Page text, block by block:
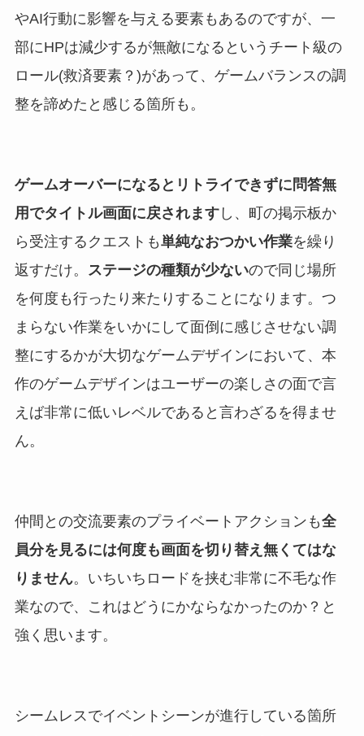
やAI行動に影響を与える要素もあるのですが、一
部にHPは減少するが無敵になるというチート級の
ロール(救済要素？)があって、ゲームバランスの調
整を諦めたと感じる箇所も。
ゲームオーバーになるとリトライできずに問答無
用でタイトル画面に戻されますし、町の掲示板か
ら受注するクエストも単純なおつかい作業を繰り
返すだけ。 ステージの種類が少ないので同じ場所
を何度も行ったり来たりすることになります。つ
まらない作業をいかにして面倒に感じさせない調
整にするかが大切なゲームデザインにおいて、本
作のゲームデザインはユーザーの楽しさの面で言
えば非常に低いレベルであると言わざるを得ませ
ん。
仲間との交流要素のプライベートアクションも全
員分を見るには何度も画面を切り替え無くてはな
りません。いちいちロードを挟む非常に不毛な作
業なので、これはどうにかならなかったのか？と
強く思います。
シームレスでイベントシーンが進行している箇所